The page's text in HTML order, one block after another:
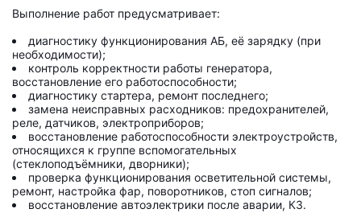
Выполнение работ предусматривает:
диагностику функционирования АБ, её зарядку (при
необходимости);
контроль корректности работы генератора,
восстановление его работоспособности;
диагностику стартера, ремонт последнего;
замена неисправных расходников: предохранителей,
реле, датчиков, электроприборов;
восстановление работоспособности электроустройств,
относящихся к группе вспомогательных
(стеклоподъёмники, дворники);
проверка функционирования осветительной системы,
ремонт, настройка фар, поворотников, стоп сигналов;
восстановление автоэлектрики после аварии, КЗ.